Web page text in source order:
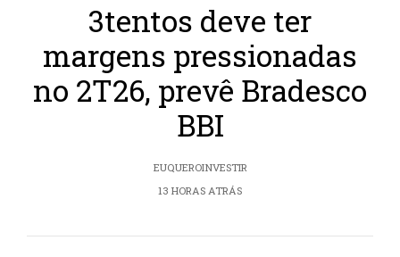
3tentos deve ter
margens pressionadas
no 2T26, prevê Bradesco
BBI
EUQUEROINVESTIR
13 HORAS ATRÁS